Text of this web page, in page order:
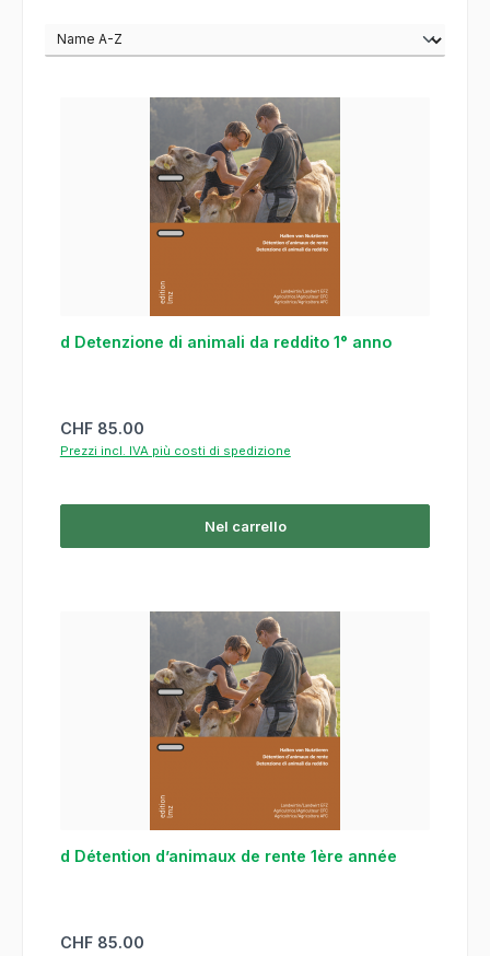
d Detenzione di animali da reddito 1° anno
Prezzo normale:
CHF 85.00
Prezzi incl. IVA più costi di spedizione
Nel carrello
d Détention d’animaux de rente 1ère année
Prezzo normale:
CHF 85.00